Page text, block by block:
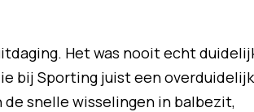
Het was nooit echt
bij Sporting juist een
snelle wisselingen in balbezit,